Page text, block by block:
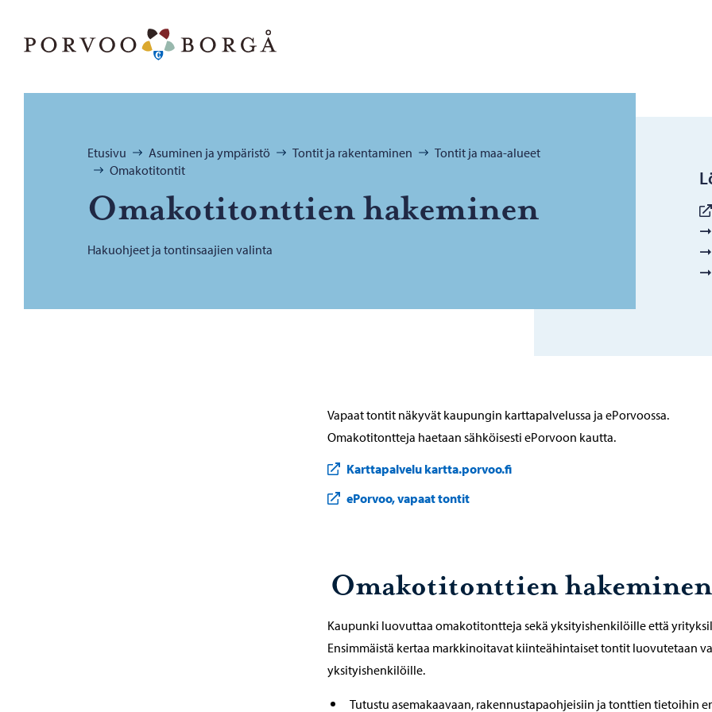
Selaa:
Etusivu Asuminen ja ympäristö Tontit ja rakentaminen
Tontit ja maa-alueet
Omakotitontit
Oma­ko­ti­tont­tien ha­ke­mi­nen
Hakuohjeet ja tontinsaajien valinta
Vapaat tontit näkyvät kaupungin karttapalvelussa ja ePorvoossa.
Omakotitontteja haetaan sähköisesti ePorvoon kautta.
Karttapalvelu kartta.porvoo.fi
ePorvoo, vapaat tontit
Omakotitonttien hakeminen
Kaupunki luovuttaa omakotitontteja sekä yksityishenkilöille että
Ensimmäistä kertaa markkinoitavat kiinteähintaiset tontit luovutetaan
yksityishenkilöille.
Tutustu asemakaavaan, rakennustapaohjeisiin ja tonttien tietoihin